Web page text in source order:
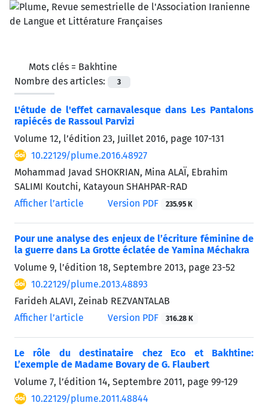
Mots clés = Bakhtine
Nombre des articles:
3
L'étude de l'effet carnavalesque dans Les Pantalons
rapiécés de Rassoul Parvizi
Volume 12, l’édition 23, Juillet 2016, page 107-131
10.22129/plume.2016.48927
Mohammad Javad SHOKRIAN, Mina ALAÏ, Ebrahim
SALIMI Koutchi, Katayoun SHAHPAR-RAD
Afficher l’article
Version PDF 235.95 K
Pour une analyse des enjeux de l’écriture féminine de
la guerre dans La Grotte éclatée de Yamina Méchakra
Volume 9, l’édition 18, Septembre 2013, page 23-52
10.22129/plume.2013.48893
Farideh ALAVI, Zeinab REZVANTALAB
Afficher l’article
Version PDF 316.28 K
Le rôle du destinataire chez Eco et Bakhtine:
L’exemple de Madame Bovary de G. Flaubert
Volume 7, l’édition 14, Septembre 2011, page 99-129
10.22129/plume.2011.48844